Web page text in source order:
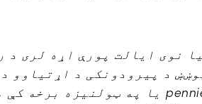
نوی ایالت پورې اړه لری
د پیرودونکی د اړتیاوو